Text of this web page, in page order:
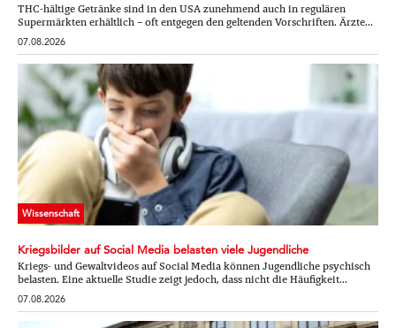
THC-hältige Getränke sind in den USA zunehmend auch in regulären
Supermärkten erhältlich – oft entgegen den geltenden Vorschriften. Ärzte...
07.08.2026
Wissenschaft
Kriegsbilder auf Social Media belasten viele Jugendliche
Kriegs- und Gewaltvideos auf Social Media können Jugendliche psychisch
belasten. Eine aktuelle Studie zeigt jedoch, dass nicht die Häufigkeit...
07.08.2026